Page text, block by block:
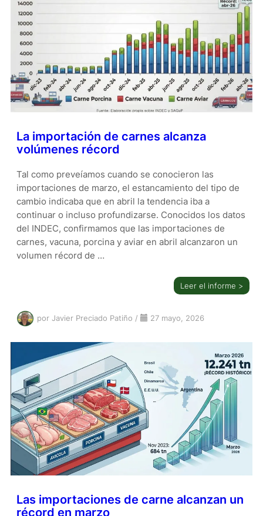
La importación de carnes alcanza
volúmenes récord
Tal como preveíamos cuando se conocieron las
importaciones de marzo, el estancamiento del tipo de
cambio indicaba que en abril la tendencia iba a
continuar o incluso profundizarse. Conocidos los datos
del INDEC, confirmamos que las importaciones de
carnes, vacuna, porcina y aviar en abril alcanzaron un
volumen récord de …
Leer el informe >
por Javier Preciado Patiño / 27 mayo, 2026
Las importaciones de carne alcanzan un
récord en marzo